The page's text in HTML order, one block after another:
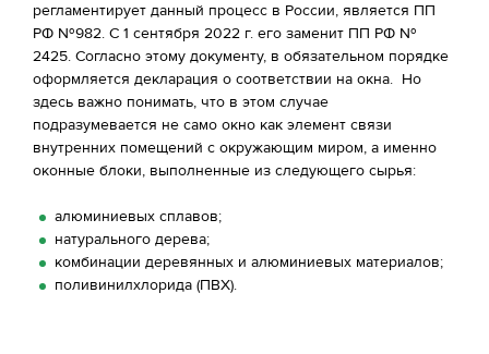
регламентирует данный процесс в России, является ПП
РФ №982. С 1 сентября 2022 г. его заменит ПП РФ №
2425. Согласно этому документу, в обязательном порядке
оформляется декларация о соответствии на окна. Но
здесь важно понимать, что в этом случае
подразумевается не само окно как элемент связи
внутренних помещений с окружающим миром, а именно
оконные блоки, выполненные из следующего сырья:
алюминиевых сплавов;
натурального дерева;
комбинации деревянных и алюминиевых материалов;
поливинилхлорида (ПВХ).